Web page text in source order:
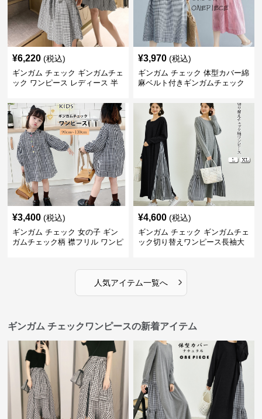
¥6,220 (税込)
ギンガム チェック ギンガムチェ
ック ワンピース レディース 半
¥3,970 (税込)
ギンガム チェック 体型カバー綿
麻ベルト付きギンガムチェック
¥3,400 (税込)
ギンガム チェック 女の子 ギン
ガムチェック柄 襟フリル ワンピ
¥4,600 (税込)
ギンガム チェック ギンガムチェ
ック切り替えワンピース長袖大
人気アイテム一覧へ ›
ギンガム チェックワンピースの新着アイテム